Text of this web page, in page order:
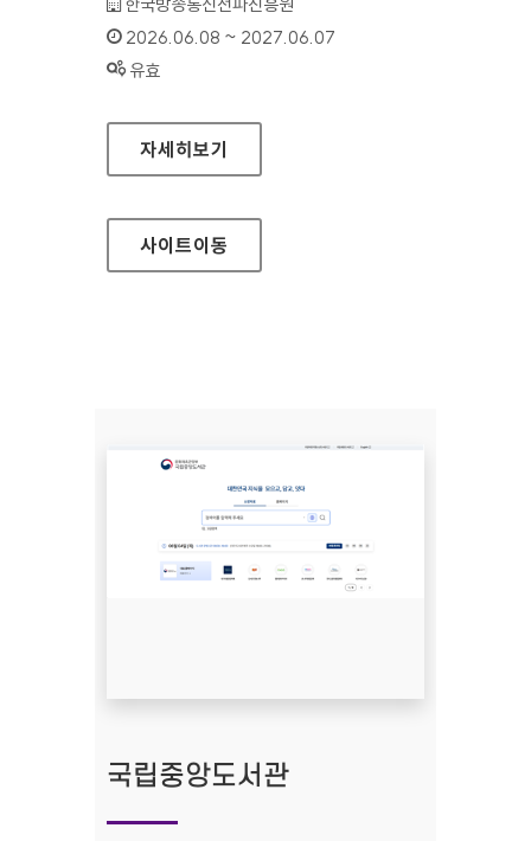
인증기간 :
2026.06.08 ~ 2027.06.07
상태 :
유효
이음5G지원포털
자세히보기
사이트이동
국립중앙도서관